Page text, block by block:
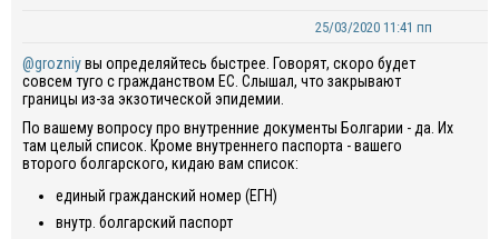
25/03/2020 11:41 пп
@grozniyвы определяйтесь быстрее. Говорят, скоро будет
совсем туго с гражданством ЕС. Слышал, что закрывают
границы из-за экзотической эпидемии.
По вашему вопросу про внутренние документы Болгарии - да. Их
там целый список. Кроме внутреннего паспорта - вашего
второго болгарского, кидаю вам список:
единый гражданский номер (ЕГН)
внутр болгарский паспорт